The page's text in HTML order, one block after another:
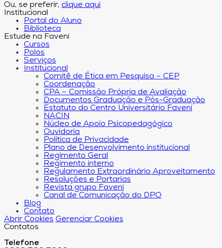
Ou, se preferir, clique aqui
Institucional
Portal do Aluno
Biblioteca
Estude na Faveni
Cursos
Polos
Serviços
Institucional
Comitê de Ética em Pesquisa – CEP
Coordenação
CPA – Comissão Própria de Avaliação
Documentos Graduação e Pós-Graduação
Estatuto do Centro Universitário Faveni
NACIN
Núcleo de Apoio Psicopedagógico
Ouvidoria
Política de Privacidade
Plano de Desenvolvimento institucional
Regimento Geral
Regimento interno
Regulamento Extraordinário Aproveitamento
Resoluções e Portarias
Revista grupo Faveni
Canal de Comunicação do DPO
Blog
Contato
Abrir Cookies Gerenciar Cookies
Contatos
Telefone